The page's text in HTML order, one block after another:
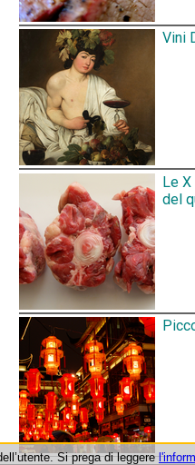
Vini
Le
del
Si prega di leggere